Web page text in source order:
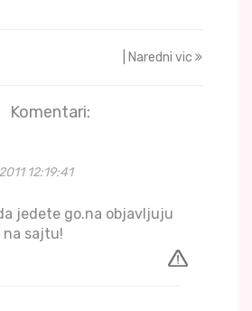
| Naredni vic
Komentari:
12:19:41
jedete go.na objavljuju
na sajtu!